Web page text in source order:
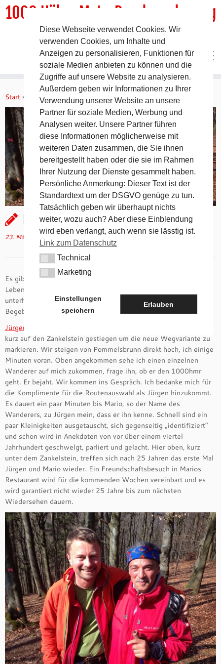
Inhalt
springen
1000 HöhenMeterRundwanderweg
DER Rundwanderweg um Pommelsbrunn
Start » Allgemein » nach 25 Jahren ein Wiedersehen
nach 25 Jahren ein Wiedersehen
23. März 2015 tk(aktualisiert am 20. Oktober 2017
Es gibt Geschichten die müssen erlebt werden, die schreibt das
Leben und sie passieren. Unglaubliche Begegnung 50 Meter
unterhalb des Zankelsteins, nach fast 25 Jahren. Eine wahre
Begebenheit…
Jürgen
kurz auf den Zankelstein gestiegen um die neue Wegvariante zu
markieren. Wir steigen von Pommelsbrunn direkt hoch, ich einige
Minuten voran. Oben angekommen sehe ich einen einzelnen
Wanderer auf mich zukommen, frage ihn, ob er den 1000hmr
geht. Er bejaht. Wir kommen ins Gespräch. Ich bedanke mich für
die Komplimente für die Routenauswahl als Jürgen hinzukommt.
Es dauert ein paar Minuten bis Mario, so der Name des
Wanderers, zu Jürgen mein, dass er ihn kenne. Schnell sind ein
paar Kleinigkeiten ausgetauscht, sich gegenseitig „identifiziert“
und schon wird in Anekdoten von vor über einem viertel
Jahrhundert geschwelgt, parliert und gelacht. Hier oben, kurz
unter dem Zankelstein, treffen sich nach 25 Jahren das erste Mal
Jürgen und Mario wieder. Ein Freundschaftsbesuch in Marios
Restaurant wird für die kommenden Wochen vereinbart und es
wird garantiert nicht wieder 25 Jahre bis zum nächsten
Wiedersehen dauern.
Diese Webseite verwendet Cookies. Wir
verwenden Cookies, um Inhalte und
Anzeigen zu personalisieren, Funktionen für
soziale Medien anbieten zu können und die
Zugriffe auf unsere Website zu analysieren.
Außerdem geben wir Informationen zu Ihrer
Verwendung unserer Website an unsere
Partner für soziale Medien, Werbung und
Analysen weiter. Unsere Partner führen
diese Informationen möglicherweise mit
weiteren Daten zusammen, die Sie ihnen
bereitgestellt haben oder die sie im Rahmen
Ihrer Nutzung der Dienste gesammelt haben.
Persönliche Anmerkung: Dieser Text ist der
Standardtext um der DSGVO genüge zu tun.
Tatsächlich geben wir überhaupt nichts
weiter, wozu auch? Aber diese Einblendung
wird eben verlangt, auch wenn sie lässtig ist.
Link zum Datenschutz
TechnicalTechnical
MarketingMarketing
Einstellungen
speichern
Erlauben